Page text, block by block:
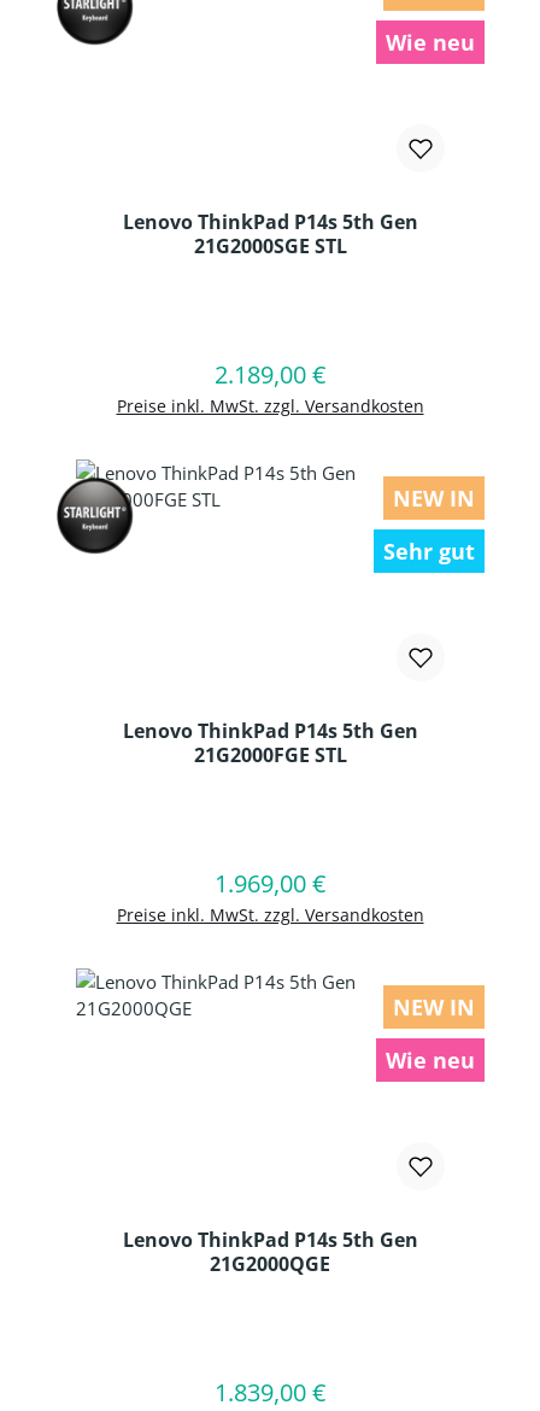
Wie neu
Lenovo ThinkPad P14s 5th Gen
21G2000SGE STL
Regulärer Preis:
2.189,00 €
Preise inkl. MwSt. zzgl. Versandkosten
In den Warenkorb
NEW IN
Sehr gut
Lenovo ThinkPad P14s 5th Gen
21G2000FGE STL
Regulärer Preis:
1.969,00 €
Preise inkl. MwSt. zzgl. Versandkosten
In den Warenkorb
NEW IN
Wie neu
Lenovo ThinkPad P14s 5th Gen
21G2000QGE
Regulärer Preis:
1.839,00 €
In den Warenkorb